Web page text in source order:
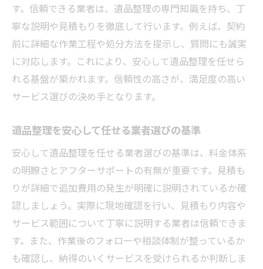
す。信頼できる業者は、遺品整理の専門知識を持ち、丁
寧な説明や見積もりを徹底して行います。例えば、契約
前に詳細な作業工程や処分方法を提示し、質問にも誠実
に対応します。これにより、安心して遺品整理を任せら
れる基盤が築かれます。信頼性の高さが、満足度の高い
サービス選びの決め手となります。
遺品整理を安心して任せる業者選びの基準
安心して遺品整理を任せる業者選びの基準は、料金体系
の明瞭さとアフターサポートの有無が重要です。見積も
りが詳細で追加費用の発生が明確に説明されているか確
認しましょう。実際に現地確認を行い、見積もり内容や
サービス範囲について丁寧に説明する業者は信頼できま
す。また、作業後のフォローや相談体制が整っているか
も確認し、納得のいくサービスを受けられるか判断しま